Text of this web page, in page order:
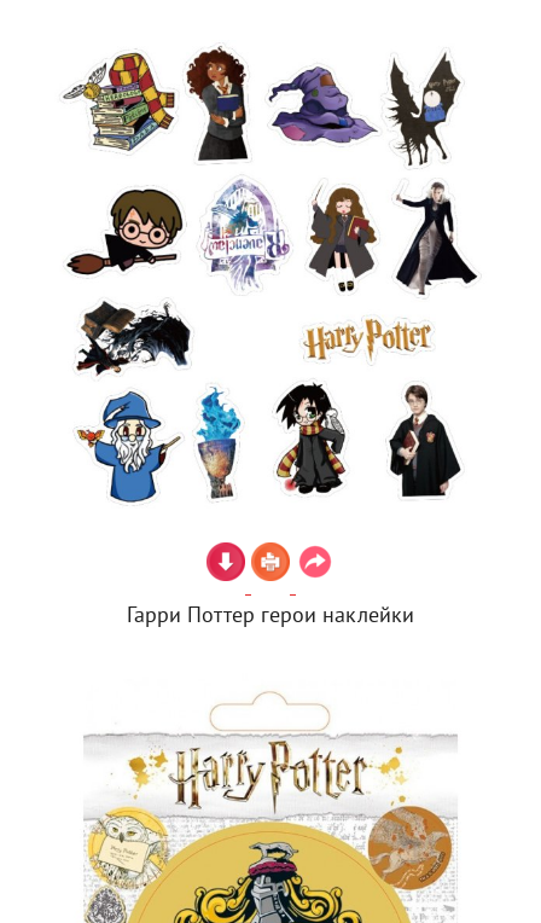
Гарри Поттер герои наклейки